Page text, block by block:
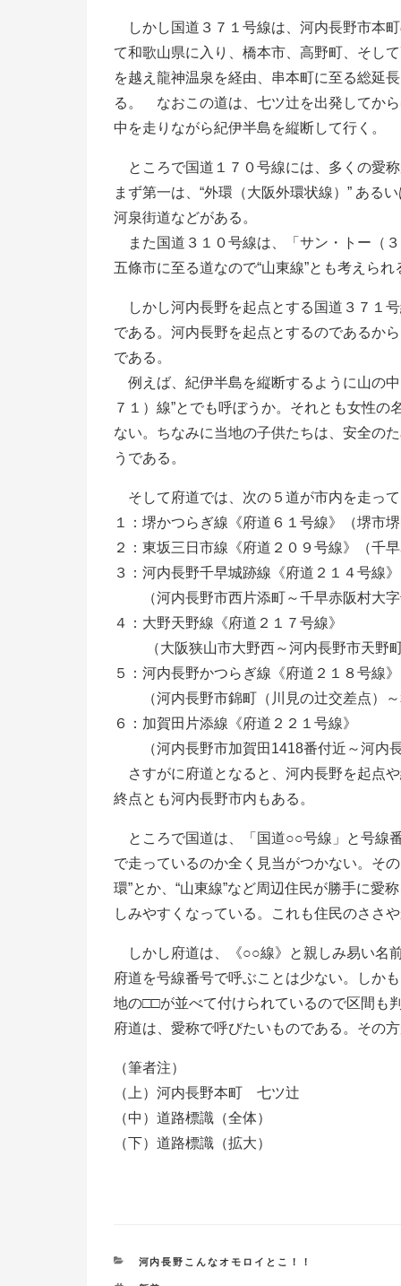
しかし国道３７１号線は、河内長野市本
て和歌山県に入り、橋本市、高野町、そし
を越え龍神温泉を経由、串本町に至る総延
る。 なおこの道は、七ツ辻を出発してか
中を走りながら紀伊半島を縦断して行く。
ところで国道１７０号線には、多くの愛称
まず第一は、“外環（大阪外環状線）” ある
河泉街道などがある。
また国道３１０号線は、「サン・トー（
五條市に至る道なので“山東線”とも考えられ
しかし河内長野を起点とする国道３７１
である。河内長野を起点とするのであるか
である。
例えば、紀伊半島を縦断するように山の
７１）線”とでも呼ぼうか。それとも女性
ない。ちなみに当地の子供たちは、安全の
うである。
そして府道では、次の５道が市内を走って
１：堺かつらぎ線《府道６１号線》（堺市
２：東坂三日市線《府道２０９号線》（千
３：河内長野千早城跡線《府道２１４号線》
（河内長野市西片添町～千早赤阪村大字
４：大野天野線《府道２１７号線》
（大阪狭山市大野西～河内長野市天野町
５：河内長野かつらぎ線《府道２１８号線》
（河内長野市錦町（川見の辻交差点）～
６：加賀田片添線《府道２２１号線》
（河内長野市加賀田1418番付近～河内長
さすがに府道となると、河内長野を起点
終点とも河内長野市内もある。
ところで国道は、「国道○○号線」と号線
で走っているのか全く見当がつかない。そ
環”とか、“山東線”など周辺住民が勝手に愛
しみやすくなっている。これも住民のささ
しかし府道は、《○○線》と親しみ易い名
府道を号線番号で呼ぶことは少ない。しか
地の□□が並べて付けられているので区間も
府道は、愛称で呼びたいものである。その
（筆者注）
（上）河内長野本町 七ツ辻
（中）道路標識（全体）
（下）道路標識（拡大）
Ｒ２・８・
カ
河内長野こんなオモロイとこ！！